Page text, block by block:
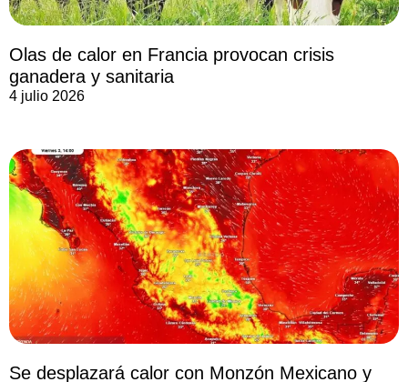
Olas de calor en Francia provocan crisis
ganadera y sanitaria
4 julio 2026
Se desplazará calor con Monzón Mexicano y